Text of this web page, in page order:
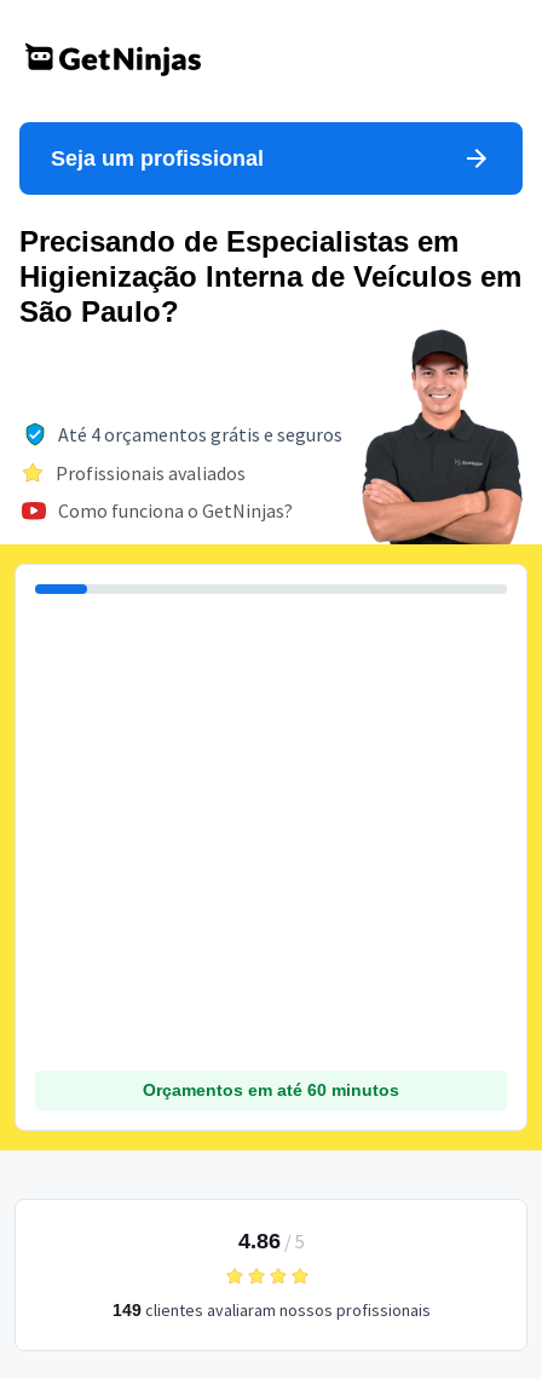
Seja um profissional
Precisando de Especialistas em
Higienização Interna de Veículos em
São Paulo?
Até 4 orçamentos grátis e seguros
Profissionais avaliados
Como funciona o GetNinjas?
Orçamentos em até 60 minutos
4.86/ 5
149clientes avaliaram nossos profissionais